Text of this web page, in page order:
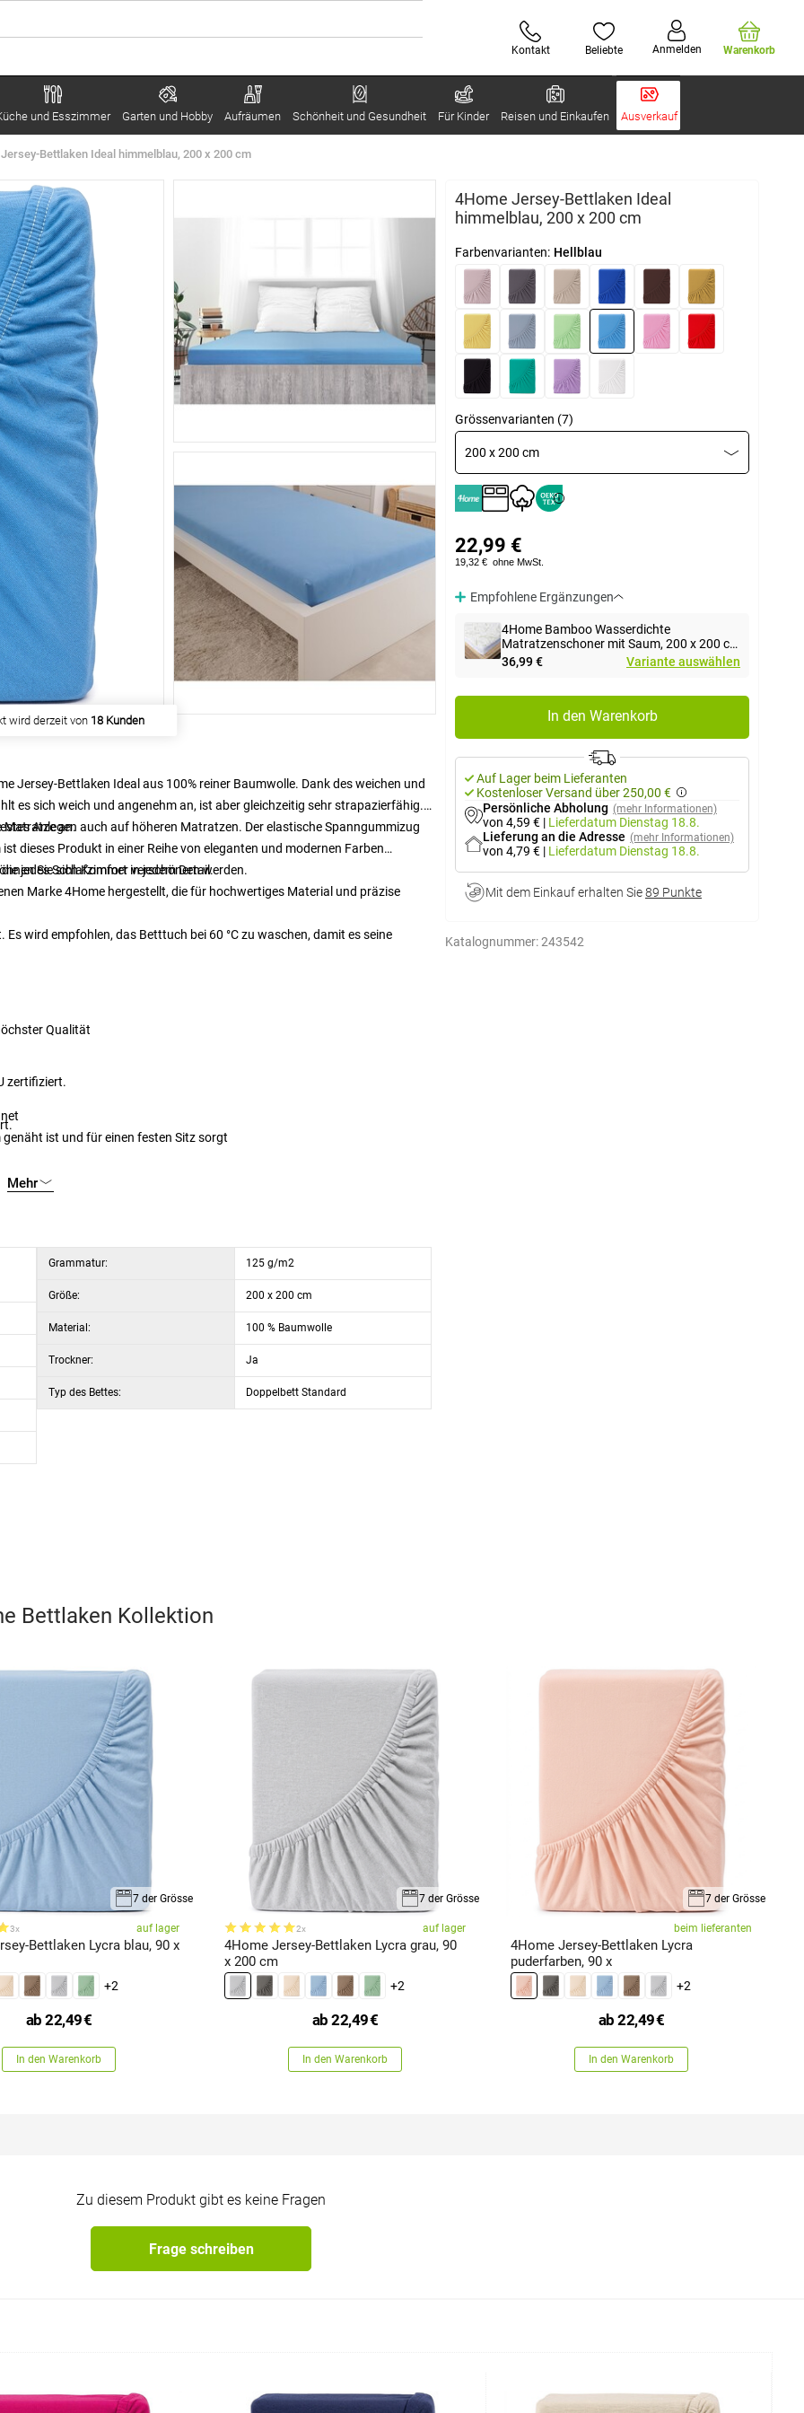
Kontakt Beliebte Anmelden Warenkorb
und Esszimmer Garten und Hobby Aufräumen Schönheit und Gesundheit Für Kinder Reisen und Einkaufen Ausverkauf
Bettlaken Ideal himmelblau, 200 x 200 cm
271 Kundengekauft
4Home Jersey-Bettlaken Ideal
himmelblau, 200 x 200 cm
Farbenvarianten: Hellblau
Grössenvarianten (7)
200 x 200 cm
22,99 €
19,32 € ohne MwSt.
Empfohlene Ergänzungen
4Home Bamboo Wasserdichte
Matratzenschoner mit Saum, 200 x 200 cm
+ 30 cm
36,99 € Variante auswählen
In den Warenkorb
Auf Lager beim Lieferanten
Kostenloser Versand über 250,00 €
Persönliche Abholung (mehr Informationen)
von 4,59 € | Lieferdatum Dienstag 18.8.
Lieferung an die Adresse (mehr Informationen)
von 4,79 € | Lieferdatum Dienstag 18.8.
Mit dem Einkauf erhalten Sie89 Punkte
Katalognummer:243542
Jersey-Bettlaken Ideal aus 100% reiner Baumwolle. Dank des weichen und
es sich weich und angenehm an, ist aber gleichzeitig sehr strapazierfähig.
Matratze an.
Anlegen auch auf höheren Matratzen. Der elastische Spanngummizug
dieses Produkt in einer Reihe von eleganten und modernen Farben
jedes Schlafzimmer verschönern werden.
Sie sich Komfort in jedem Detail.
Marke 4Home hergestellt, die für hochwertiges Material und präzise
wird empfohlen, das Betttuch bei 60 °C zu waschen, damit es seine
Qualität
ist und für einen festen Sitz sorgt
zertifiziert.
Mehr
Grammatur: 125 g/m2
Größe: 200 x 200 cm
Material: 100 % Baumwolle
Trockner: Ja
Typ des Bettes: Doppelbett Standard
Bettlaken Kollektion
7 der Grösse
3x auf lager
Bettlaken Lycra blau, 90 x
+2
ab 22,49€
In den Warenkorb
7 der Grösse
2x auf lager
4Home Jersey-Bettlaken Lycra grau, 90
x 200 cm
+2
ab 22,49€
In den Warenkorb
7 der Grösse
beim lieferanten
4Home Jersey-Bettlaken Lycra
puderfarben, 90 x
+2
ab 22,49€
In den Warenkorb
Zu diesem Produkt gibt es keine Fragen
Frage schreiben